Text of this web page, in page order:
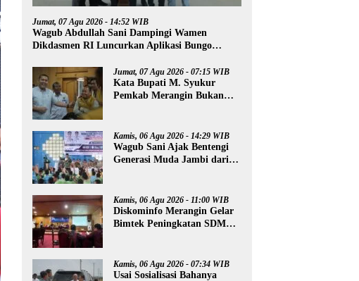
Jumat, 07 Agu 2026 - 14:52 WIB
Wagub Abdullah Sani Dampingi Wamen
Dikdasmen RI Luncurkan Aplikasi Bungo
Jumat, 07 Agu 2026 - 07:15 WIB
Kata Bupati M. Syukur
Pemkab Merangin Bukan
Kamis, 06 Agu 2026 - 14:29 WIB
Wagub Sani Ajak Bentengi
Generasi Muda Jambi dari
Kamis, 06 Agu 2026 - 11:00 WIB
Diskominfo Merangin Gelar
Bimtek Peningkatan SDM
Kamis, 06 Agu 2026 - 07:34 WIB
Usai Sosialisasi Bahanya